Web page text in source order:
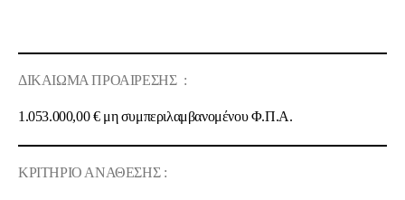
ΔΙΚΑΙΩΜΑ ΠΡΟΑΙΡΕΣΗΣ :
1.053.000,00 €μη συμπεριλαμβανομένου Φ.Π.Α.
ΚΡΙΤΗΡΙΟ ΑΝΑΘΕΣΗΣ :